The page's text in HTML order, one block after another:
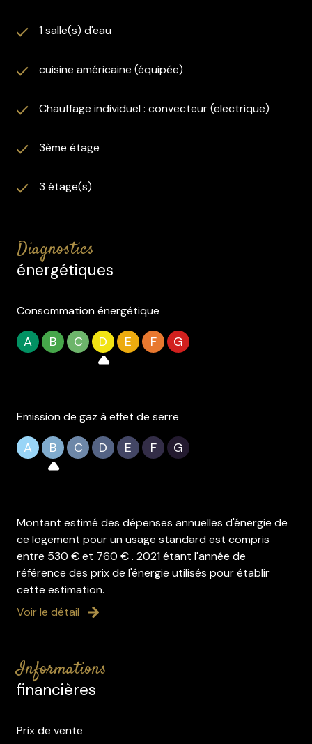
1 salle(s) d'eau
cuisine américaine (équipée)
Chauffage individuel : convecteur (electrique)
3ème étage
3 étage(s)
diagnostics
énergétiques
Consommation énergétique
A B C D E F G
Emission de gaz à effet de serre
A B C D E F G
Montant estimé des dépenses annuelles d'énergie de
ce logement pour un usage standard est compris
entre 530 € et 760 € . 2021 étant l'année de
référence des prix de l'énergie utilisés pour établir
cette estimation.
Voir le détail
informations
financières
Prix de vente